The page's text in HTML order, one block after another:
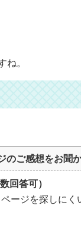
ね。
ご感想をお聞
回答可）
ページを探しにく